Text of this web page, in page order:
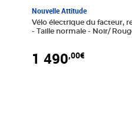
Nouvelle Attitude
Vélo électrique du facteur,
- Taille normale - Noir/
1 490,00€